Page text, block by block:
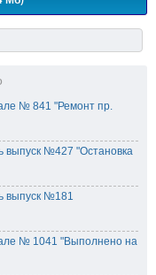
№ 841 "Ремонт пр.
выпуск №427 "Остановка
выпуск №181
№ 1041 "Выполнено на